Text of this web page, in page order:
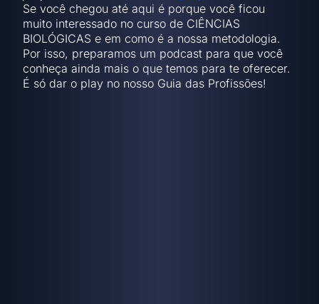
Se você chegou até aqui é porque você ficou
muito interessado no curso de CIÊNCIAS
BIOLÓGICAS e em como é a nossa metodologia.
Por isso, preparamos um podcast para que você
conheça ainda mais o que temos para te oferecer.
É só dar o play no nosso Guia das Profissões!